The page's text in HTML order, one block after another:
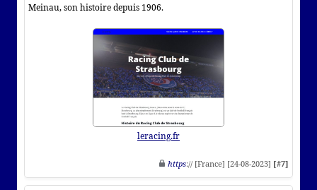
Meinau, son histoire depuis 1906.
leracing.fr
https:// [France] [24-08-2023] [#7]